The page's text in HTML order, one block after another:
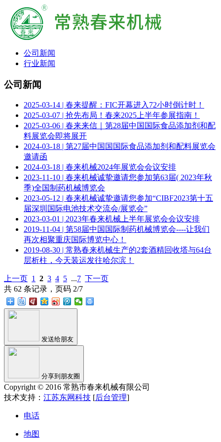
公司新闻
行业新闻
公司新闻
2025-03-14 | 春来提醒：FIC开幕进入72小时倒计时！
2025-03-07 | 抢先布局！春来2025上半年参展指南！
2025-03-06 | 春来来信｜第28届中国国际食品添加剂和配
料展览会即将展开
2024-03-18 | 第27届中国国国际食品添加剂和配料展览会
邀请函
2024-03-18 | 春来机械2024年展览会会议安排
2023-11-10 | 春来机械诚挚邀请您参加第63届( 2023年秋
季)全国制药机械博览会
2023-05-12 | 春来机械诚挚邀请您参加“CIBF2023第十五
届深圳国际电池技术交流会/展览会”
2023-03-01 | 2023年春来机械上半年展览会会议安排
2019-11-04 | 第58届中国国际制药机械博览会----让我们
再次相聚重庆国际博览中心！
2019-08-30 | 常熟春来机械生产的2套酒精回收塔与64台
层析柱，今天装运发往哈尔滨！
上一页 1 2 3 4 5 ...7 下一页
共 62 条记录，页码 2/7
发送给朋友
分享到朋友圈
Copyright © 2016 常熟市春来机械有限公司
技术支持： 江苏东网科技 [后台管理]
电话
地图